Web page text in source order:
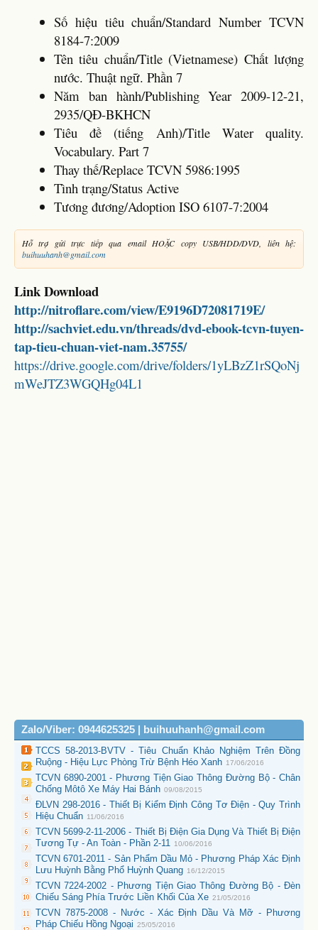
Số hiệu tiêu chuẩn/Standard Number TCVN
8184-7:2009
Tên tiêu chuẩn/Title (Vietnamese) Chất lượng
nước. Thuật ngữ. Phần 7
Năm ban hành/Publishing Year 2009-12-21,
2935/QĐ-BKHCN
Tiêu đề (tiếng Anh)/Title Water quality.
Vocabulary. Part 7
Thay thế/Replace TCVN 5986:1995
Tình trạng/Status Active
Tương đương/Adoption ISO 6107-7:2004
Hỗ trợ gửi trực tiếp qua email HOẶC copy USB/HDD/DVD, liên hệ:
buihuuhanh@gmail.com
Link Download
http://nitroflare.com/view/E9196D72081719E/
http://sachviet.edu.vn/threads/dvd-ebook-tcvn-tuyen-
tap-tieu-chuan-viet-nam.35755/
https://drive.google.com/drive/folders/1yLBzZ1rSQoNj
mWeJTZ3WGQHg04L1
Zalo/Viber: 0944625325 | buihuuhanh@gmail.com
TCCS 58-2013-BVTV - Tiêu Chuẩn Khảo Nghiệm Trên Đồng
Ruộng - Hiệu Lực Phòng Trừ Bệnh Héo Xanh 17/06/2016
TCVN 6890-2001 - Phương Tiện Giao Thông Đường Bộ - Chân
Chống Môtô Xe Máy Hai Bánh 09/08/2015
ĐLVN 298-2016 - Thiết Bị Kiểm Định Công Tơ Điện - Quy Trình
Hiệu Chuẩn 11/06/2016
TCVN 5699-2-11-2006 - Thiết Bị Điện Gia Dụng Và Thiết Bị Điện
Tương Tự - An Toàn - Phần 2-11
10/06/2016
TCVN 6701-2011 - Sản Phẩm Dầu Mỏ - Phương Pháp Xác Định
Lưu Huỳnh Bằng Phổ Huỳnh Quang 16/12/2015
TCVN 7224-2002 - Phương Tiện Giao Thông Đường Bộ - Đèn
Chiếu Sáng Phía Trước Liền Khối Của Xe 21/05/2016
TCVN 7875-2008 - Nước - Xác Định Dầu Và Mỡ - Phương
Pháp Chiếu Hồng Ngoại 25/05/2016